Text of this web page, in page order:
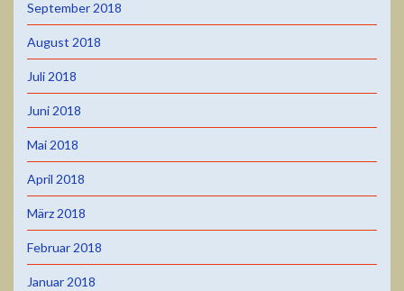
September 2018
August 2018
Juli 2018
Juni 2018
Mai 2018
April 2018
März 2018
Februar 2018
Januar 2018